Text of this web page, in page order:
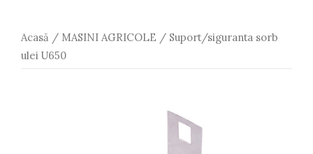
Acasă / MASINI AGRICOLE / Suport/siguranta sorb
ulei U650